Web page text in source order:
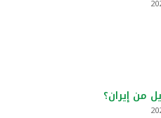
من إيران؟